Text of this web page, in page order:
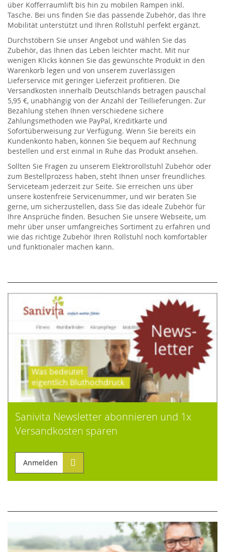
Sanivita Newsletter abonnieren und 1x
Versandkosten sparen
Anmelden
über Kofferraumlift bis hin zu mobilen Rampen inkl.
Tasche. Bei uns finden Sie das passende Zubehör, das Ihre
Mobilität unterstützt und Ihren Rollstuhl perfekt ergänzt.
Durchstöbern Sie unser Angebot und wählen Sie das
Zubehör, das Ihnen das Leben leichter macht. Mit nur
wenigen Klicks können Sie das gewünschte Produkt in den
Warenkorb legen und von unserem zuverlässigen
Lieferservice mit geringer Lieferzeit profitieren. Die
Versandkosten innerhalb Deutschlands betragen pauschal
5,95 €, unabhängig von der Anzahl der Teillieferungen. Zur
Bezahlung stehen Ihnen verschiedene sichere
Zahlungsmethoden wie PayPal, Kreditkarte und
Sofortüberweisung zur Verfügung. Wenn Sie bereits ein
Kundenkonto haben, können Sie bequem auf Rechnung
bestellen und erst einmal in Ruhe das Produkt ansehen.
Sollten Sie Fragen zu unserem Elektrorollstuhl Zubehör oder
zum Bestellprozess haben, steht Ihnen unser freundliches
Serviceteam jederzeit zur Seite. Sie erreichen uns über
unsere kostenfreie Servicenummer, und wir beraten Sie
gerne, um sicherzustellen, dass Sie das ideale Zubehör für
Ihre Ansprüche finden. Besuchen Sie unsere Webseite, um
mehr über unser umfangreiches Sortiment zu erfahren und
wie das richtige Zubehör Ihren Rollstuhl noch komfortabler
und funktionaler machen kann.